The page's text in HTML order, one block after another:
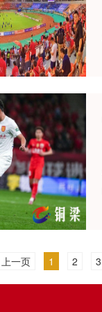
上一页 1 2 3